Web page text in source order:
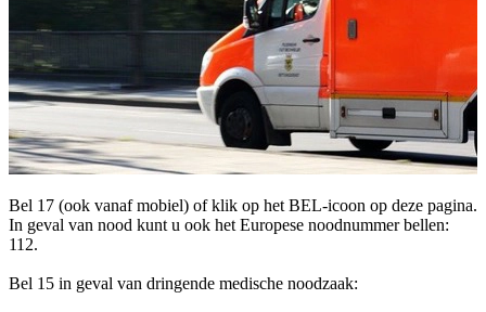
Bel 17 (ook vanaf mobiel) of klik op het BEL-icoon op deze pagina.
In geval van nood kunt u ook het Europese noodnummer bellen:
112.
Bel 15 in geval van dringende medische noodzaak: